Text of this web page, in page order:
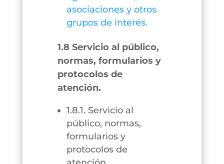
asociaciones y otros
grupos de interés.
1.8 Servicio al público,
normas, formularios y
protocolos de
atención.
1.8.1. Servicio al
público, normas,
formularios y
protocolos de